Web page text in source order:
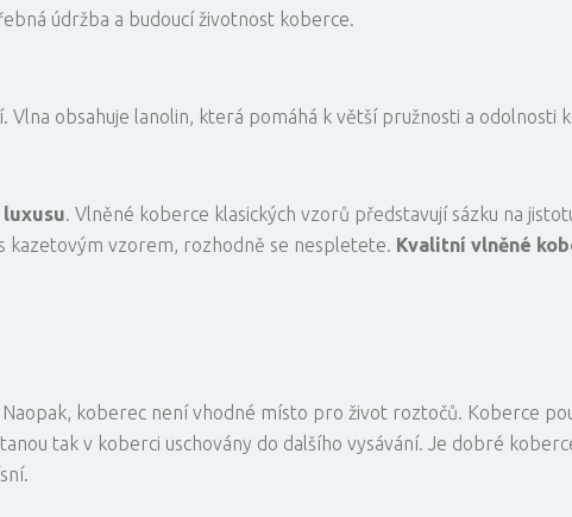
údržba a budoucí životnost koberce.
obsahuje lanolin, která pomáhá k větší pružnosti a odolnosti
luxusu. Vlněné koberce klasických vzorů představují sázku na
kazetovým vzorem, rozhodně se nespletete. Kvalitní vlněné
Naopak, koberec není vhodné místo pro život roztočů. Koberce
tak v koberci uschovány do dalšího vysávání. Je dobré